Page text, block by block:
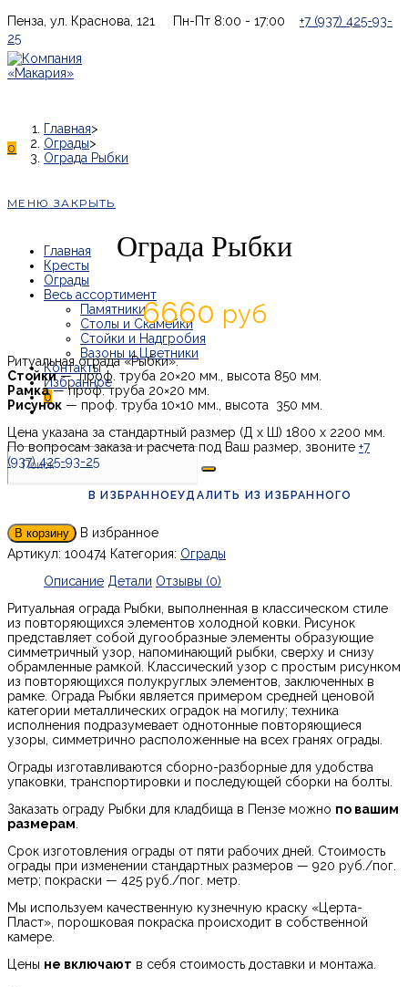
Перейти
к
содержимому
Пенза, ул. Краснова, 121 Пн-Пт 8:00 - 17:00 +7 (937) 425-93-
25
0
МЕНЮ ЗАКРЫТЬ
Главная
Кресты
Ограды
Весь ассортимент
Памятники
Столы и Скамейки
Стойки и Надгробия
Вазоны и Цветники
Контакты
0
Главная>
Ограды>
Ограда Рыбки
Ограда Рыбки
6660 руб
Ритуальная ограда «Рыбки»:
Стойки— проф. труба 20×20 мм., высота 850 мм.
Рамка— проф. труба 20×20 мм.
Рисунок — проф. труба 10×10 мм., высота 350 мм.
Цена указана за стандартный размер (Д х Ш) 1800 х 2200 мм.
По вопросам заказа и расчета под Ваш размер, звоните +7
(937) 425-93-25
В корзину
В ИЗБРАННОЕУДАЛИТЬ ИЗ ИЗБРАННОГО
В избранное
Артикул: 100474 Категория: Ограды
Описание Детали Отзывы (0)
Ритуальная ограда Рыбки, выполненная в классическом стиле
из повторяющихся элементов холодной ковки. Рисунок
представляет собой дугообразные элементы образующие
симметричный узор, напоминающий рыбки, сверху и снизу
обрамленные рамкой. Классический узор с простым рисунком
из повторяющихся полукруглых элементов, заключенных в
рамке. Ограда Рыбки является примером средней ценовой
категории металлических оградок на могилу; техника
исполнения подразумевает однотонные повторяющиеся
узоры, симметрично расположенные на всех гранях ограды.
Ограды изготавливаются сборно-разборные для удобства
упаковки, транспортировки и последующей сборки на болты.
Заказать ограду Рыбки для кладбища в Пензе можно по вашим
размерам
Срок изготовления ограды от пяти рабочих дней. Стоимость
ограды при изменении стандартных размеров — 920 руб./пог.
метр; покраски — 425 руб./пог. метр.
Мы используем качественную кузнечную краску «Церта-
Пласт», порошковая покраска происходит в собственной
камере.
Цены не включают в себя стоимость доставки и монтажа.